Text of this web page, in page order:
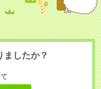
ましたか？